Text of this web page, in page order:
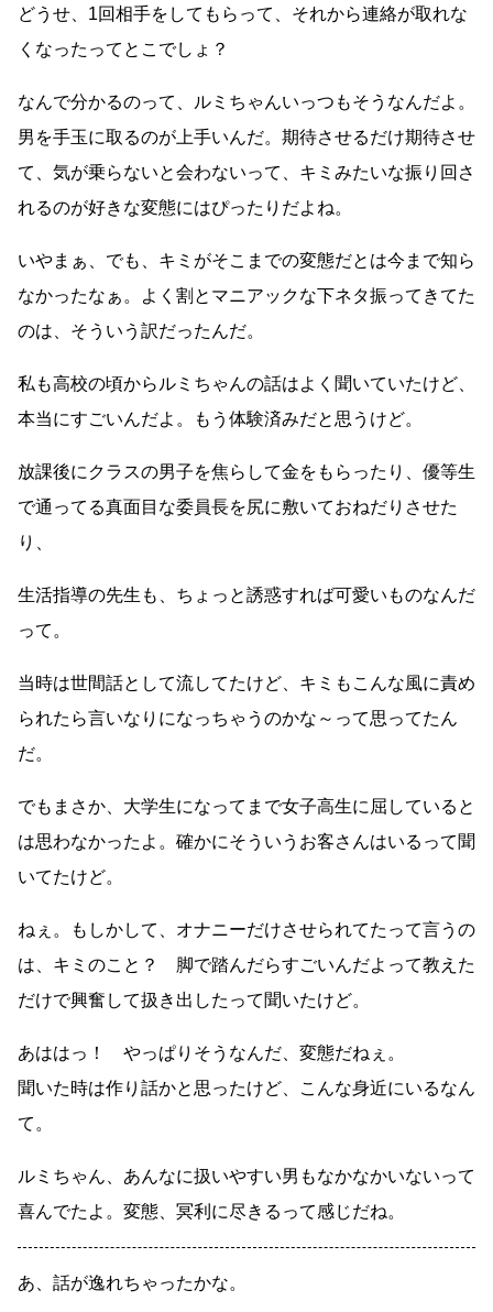
どうせ、1回相手をしてもらって、それから連絡が取れな
くなったってとこでしょ？
なんで分かるのって、ルミちゃんいっつもそうなんだよ。
男を手玉に取るのが上手いんだ。期待させるだけ期待させ
て、気が乗らないと会わないって、キミみたいな振り回さ
れるのが好きな変態にはぴったりだよね。
いやまぁ、でも、キミがそこまでの変態だとは今まで知ら
なかったなぁ。よく割とマニアックな下ネタ振ってきてた
のは、そういう訳だったんだ。
私も高校の頃からルミちゃんの話はよく聞いていたけど、
本当にすごいんだよ。もう体験済みだと思うけど。
放課後にクラスの男子を焦らして金をもらったり、優等生
で通ってる真面目な委員長を尻に敷いておねだりさせた
り、
生活指導の先生も、ちょっと誘惑すれば可愛いものなんだ
って。
当時は世間話として流してたけど、キミもこんな風に責め
られたら言いなりになっちゃうのかな～って思ってたん
だ。
でもまさか、大学生になってまで女子高生に屈していると
は思わなかったよ。確かにそういうお客さんはいるって聞
いてたけど。
ねぇ。もしかして、オナニーだけさせられてたって言うの
は、キミのこと？ 脚で踏んだらすごいんだよって教えた
だけで興奮して扱き出したって聞いたけど。
あははっ！ やっぱりそうなんだ、変態だねぇ。
聞いた時は作り話かと思ったけど、こんな身近にいるなん
て。
ルミちゃん、あんなに扱いやすい男もなかなかいないって
喜んでたよ。変態、冥利に尽きるって感じだね。
あ、話が逸れちゃったかな。